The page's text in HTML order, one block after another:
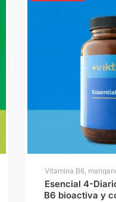
Vitamina B6,
Esencial 4-
B6 bioactiva y